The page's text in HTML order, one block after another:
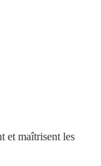
et maîtrisent les